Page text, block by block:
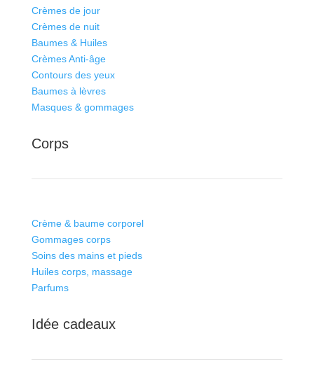
Crèmes de jour
Crèmes de nuit
Baumes & Huiles
Crèmes Anti-âge
Contours des yeux
Baumes à lèvres
Masques & gommages
Corps
Crème & baume corporel
Gommages corps
Soins des mains et pieds
Huiles corps, massage
Parfums
Idée cadeaux